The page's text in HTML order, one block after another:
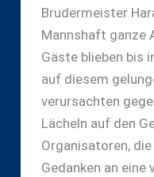
Brudermeister
Mannshaft ganze
Gäste blieben bis
auf diesem
verursachten
Lächeln auf den
Organisatoren,
Gedanken an